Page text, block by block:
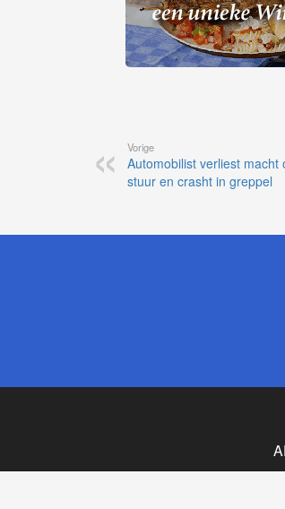
Vorige
Automobilist verliest macht
stuur en crasht in greppel